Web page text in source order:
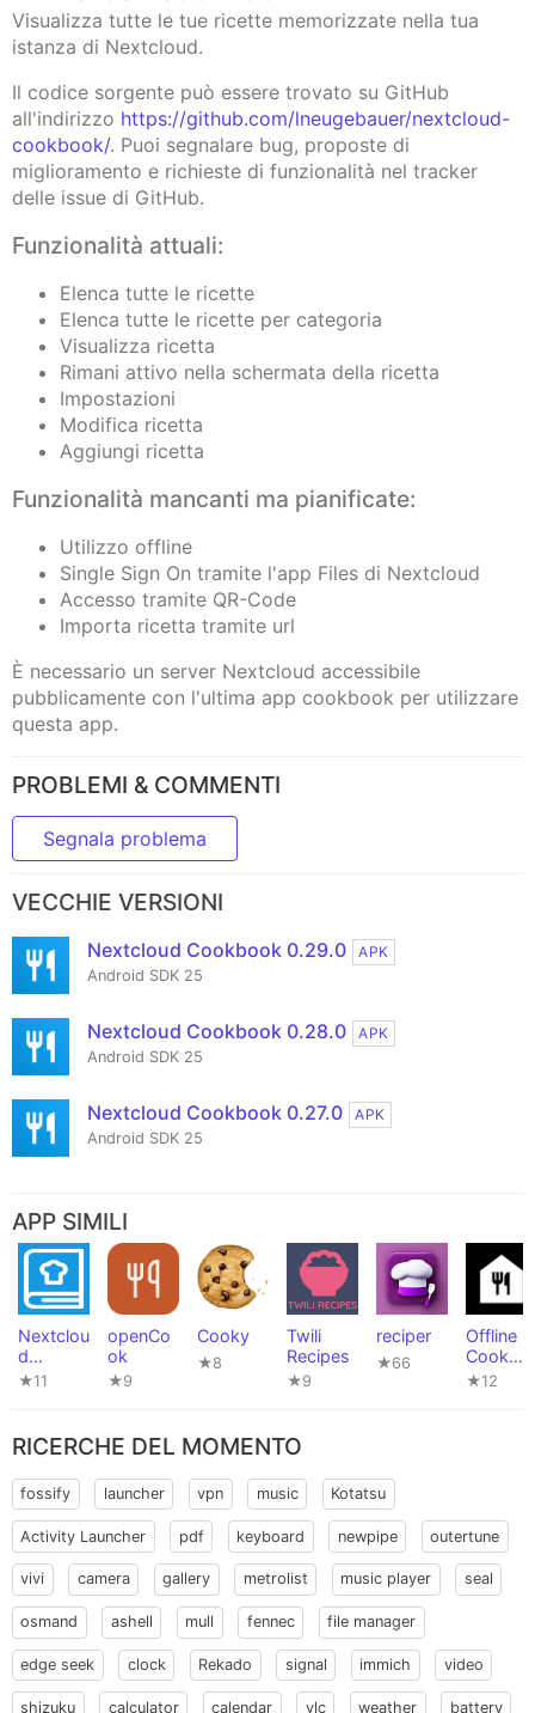
Visualizza tutte le tue ricette memorizzate nella tua
istanza di Nextcloud.
Il codice sorgente può essere trovato su GitHub
all'indirizzo https://github.com/lneugebauer/nextcloud-
cookbook/. Puoi segnalare bug, proposte di
miglioramento e richieste di funzionalità nel tracker
delle issue di GitHub.
Funzionalità attuali:
Elenca tutte le ricette
Elenca tutte le ricette per categoria
Visualizza ricetta
Rimani attivo nella schermata della ricetta
Impostazioni
Modifica ricetta
Aggiungi ricetta
Funzionalità mancanti ma pianificate:
Utilizzo offline
Single Sign On tramite l'app Files di Nextcloud
Accesso tramite QR-Code
Importa ricetta tramite url
È necessario un server Nextcloud accessibile
pubblicamente con l'ultima app cookbook per utilizzare
questa app.
PROBLEMI & COMMENTI
Segnala problema
VECCHIE VERSIONI
Nextcloud Cookbook 0.29.0
APK
Android SDK 25
Nextcloud Cookbook 0.28.0
APK
Android SDK 25
Nextcloud Cookbook 0.27.0
APK
Android SDK 25
APP SIMILI
Nextclou
d
Cookbo
★11
openCo
ok
★9
Cooky
★8
Twili
Recipes
★9
reciper
★66
Offline
Cook
Book
★12
RICERCHE DEL MOMENTO
fossify launcher vpn music Kotatsu
Activity Launcher pdf keyboard newpipe outertune
vivi camera gallery metrolist music player seal
osmand ashell mull fennec file manager
edge seek clock Rekado signal immich video
shizuku calculator calendar vlc weather battery